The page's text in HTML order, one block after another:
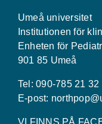
Umeå universitet
Institutionen för
Enheten för
901 85 Umeå
Tel: 090-785 21 32
E-post:
VI FINNS PÅ